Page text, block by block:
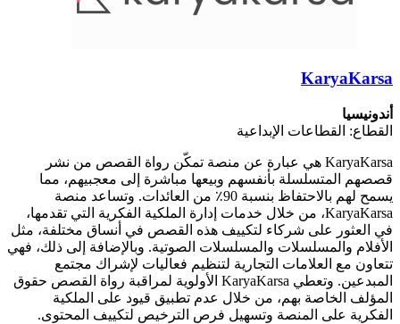
KaryaKarsa
أندونيسيا
القطاع: القطاعات الإبداعية
KaryaKarsa هي عبارة عن منصة تمكّن رواة القصص من نشر
قصصهم المتسلسلة بأنفسهم وبيعها مباشرة إلى معجبيهم، مما
يسمح لهم بالاحتفاظ بنسبة 90٪ من العائدات. وتساعد منصة
KaryaKarsa، من خلال خدمات إدارة الملكية الفكرية التي تقدمها،
في العثور على شركاء لتكييف هذه القصص في أنساق مختلفة، مثل
الأفلام والمسلسلات والمسلسلات الصوتية. وبالإضافة إلى ذلك، فهي
تتعاون مع العلامات التجارية لتنظيم فعاليات لإشراك مجتمع
المبدعين. وتعطي KaryaKarsa الأولوية لمراقبة رواة القصص حقوق
المؤلف الخاصة بهم، من خلال عدم تطبيق قيود على الملكية
الفكرية على المنصة وتسهيل فرص الترخيص لتكييف المحتوى.